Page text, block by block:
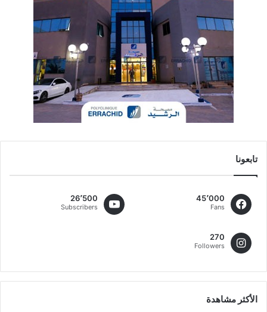
تابعونا
45٬000
Fans
26٬500
Subscribers
270
Followers
الأكثر مشاهدة